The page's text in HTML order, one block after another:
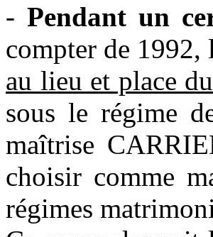
- Pendant un
compter de 1992,
au lieu et place
sous le régime
maîtrise
choisir comme
régimes